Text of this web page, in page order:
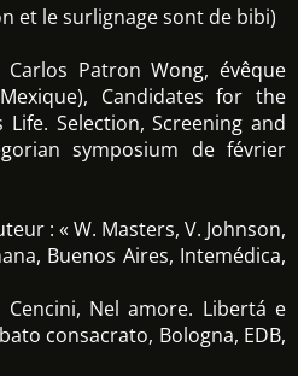
et le surlignage sont de bibi)
Patron Wong, évêque
Candidates for the
Selection, Screening and
symposium de février
: « W. Masters, V. Johnson,
Buenos Aires, Intemédica,
Cencini, Nel amore. Libertá e
consacrato, Bologna, EDB,